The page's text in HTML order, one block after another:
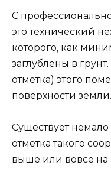
С
это технический
которого, как
заглублены в
отметка) этого
поверхности земли.
Существует немало
отметка такого
выше или вовсе на